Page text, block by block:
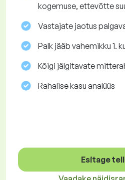
kogemuse, ettevõtte
Vastajate jaotus
Palk jääb vahemikku 1.
Kõigi jälgitavate
Rahalise kasu analüüs
Esitage